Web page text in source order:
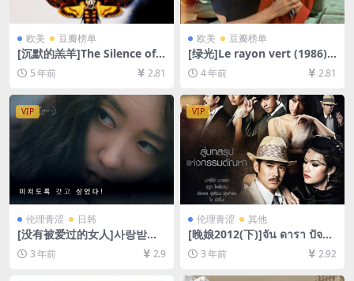
欧美 豆瓣榜单
[沉默的羔羊]The Silence of t
he Lambs (1991)[百度网盘
+迅雷云盘资源1080P超清未
删减][MP4/7.7GB][中英字幕]
5 年前 2.81
欧美 豆瓣榜单
[绿光]Le rayon vert (1986)
[百度网盘+迅雷云盘资源1080
P超清未删减][MP4/5GB][中
文字幕]
4 年前 2.81
VIP
伦理青涩 日韩
[没有被爱过的女人]사랑받지
못한 여자 (2017)[百度网盘
+迅雷云盘资源1080P超清未
3 年前 2.9
VIP
伦理青涩 其他
[晚娘2012(下)]จัน ดารา ปัจฉิ
มบท (2013)[百度网盘+迅雷云
盘资源1080P超清未删减][MP
4/9GB][中英字幕]
3 年前 2.92